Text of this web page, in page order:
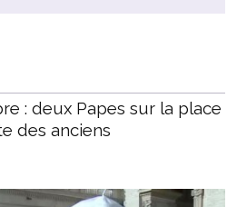
: deux Papes sur la place
des anciens